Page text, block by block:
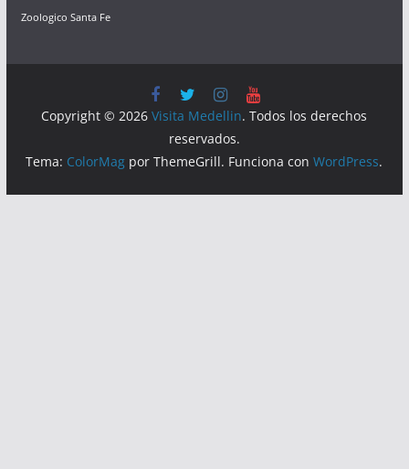
Zoologico Santa Fe
Copyright © 2026Visita Medellin. Todos los derechos
reservados.
Tema: ColorMag por ThemeGrill. Funciona conWordPress.